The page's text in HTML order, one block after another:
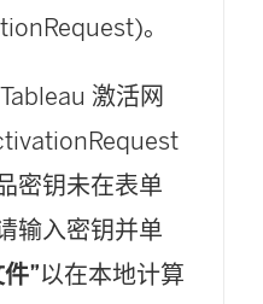
。
激活网
密钥未在表单
输入密钥并单
”以在本地计算